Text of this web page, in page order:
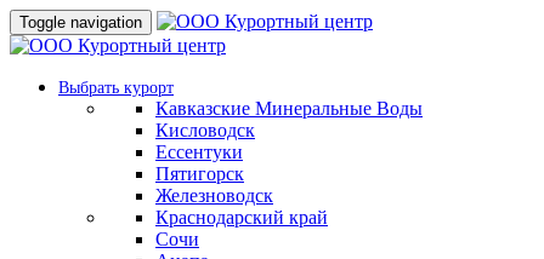
Toggle navigation
Выбрать курорт
Кавказские Минеральные Воды
Кисловодск
Ессентуки
Пятигорск
Железноводск
Краснодарский край
Сочи